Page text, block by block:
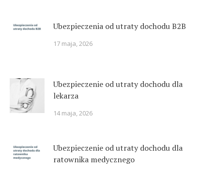
Ubezpieczenia od utraty dochodu B2B
17 maja, 2026
Ubezpieczenie od utraty dochodu dla
lekarza
14 maja, 2026
Ubezpieczenie od utraty dochodu dla
ratownika medycznego